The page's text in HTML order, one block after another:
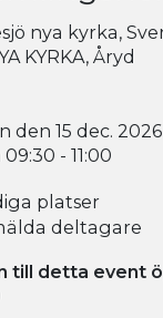
nya kyrka,
KYRKA, Åryd
den 15 dec. 2026
- 11:00
platser
deltagare
till detta event